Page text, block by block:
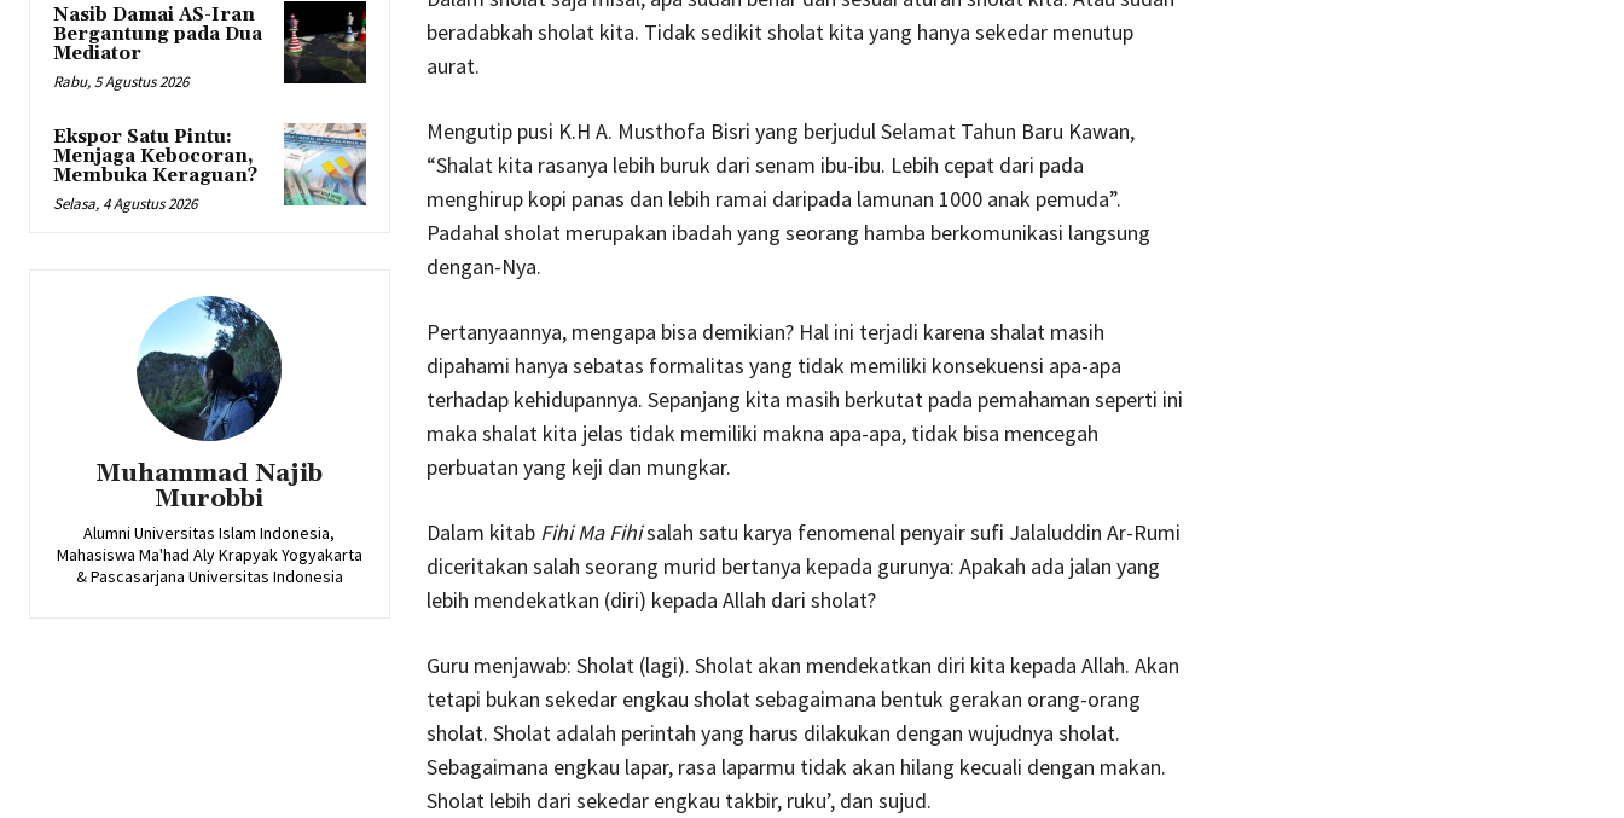
Nasib Damai AS-Iran
Bergantung pada Dua
Mediator
Rabu, 5 Agustus 2026
Ekspor Satu Pintu:
Menjaga Kebocoran,
Membuka Keraguan?
Selasa, 4 Agustus 2026
Muhammad Najib
Murobbi
Alumni Universitas Islam Indonesia,
Mahasiswa Ma'had Aly Krapyak Yogyakarta
& Pascasarjana Universitas Indonesia
beradabkah sholat kita. Tidak sedikit sholat kita yang hanya sekedar menutup
aurat.
Mengutip pusi K.H A. Musthofa Bisri yang berjudul Selamat Tahun Baru Kawan,
“Shalat kita rasanya lebih buruk dari senam ibu-ibu. Lebih cepat dari pada
menghirup kopi panas dan lebih ramai daripada lamunan 1000 anak pemuda”.
Padahal sholat merupakan ibadah yang seorang hamba berkomunikasi langsung
dengan-Nya.
Pertanyaannya, mengapa bisa demikian? Hal ini terjadi karena shalat masih
dipahami hanya sebatas formalitas yang tidak memiliki konsekuensi apa-apa
terhadap kehidupannya. Sepanjang kita masih berkutat pada pemahaman seperti ini
maka shalat kita jelas tidak memiliki makna apa-apa, tidak bisa mencegah
perbuatan yang keji dan mungkar.
Dalam kitab Fihi Ma Fihisalah satu karya fenomenal penyair sufi Jalaluddin Ar-Rumi
diceritakan salah seorang murid bertanya kepada gurunya: Apakah ada jalan yang
lebih mendekatkan (diri) kepada Allah dari sholat?
Guru menjawab: Sholat (lagi). Sholat akan mendekatkan diri kita kepada Allah. Akan
tetapi bukan sekedar engkau sholat sebagaimana bentuk gerakan orang-orang
sholat. Sholat adalah perintah yang harus dilakukan dengan wujudnya sholat.
Sebagaimana engkau lapar, rasa laparmu tidak akan hilang kecuali dengan makan.
Sholat lebih dari sekedar engkau takbir, ruku’, dan sujud.